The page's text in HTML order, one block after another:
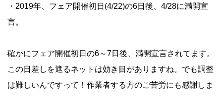
・2019年、フェア開催初日(4/22)の6日後、4/28に満開宣
言。
確かにフェア開催初日の6～7日後、満開宣言されてます。
この日差しを遮るネットは効き目がありますね。でも調整
は難しいんですって！作業者する方のご苦労にも感謝しま